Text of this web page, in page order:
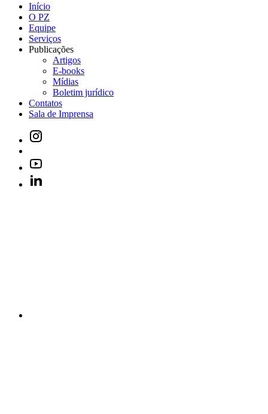
Início
O PZ
Equipe
Serviços
Publicações
Artigos
E-books
Mídias
Boletim jurídico
Contatos
Sala de Imprensa